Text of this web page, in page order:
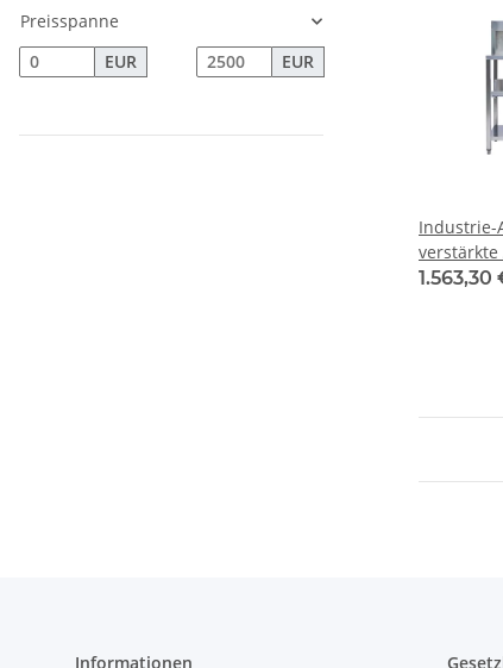
Industrie-
1.563,30
Preisspanne
EUR
EUR
Informationen